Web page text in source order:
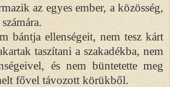
az egyes ember, a közösség,
bántja ellenségeit, nem tesz kárt
taszítani a szakadékba, nem
és nem büntetette meg
fővel távozott körükből.